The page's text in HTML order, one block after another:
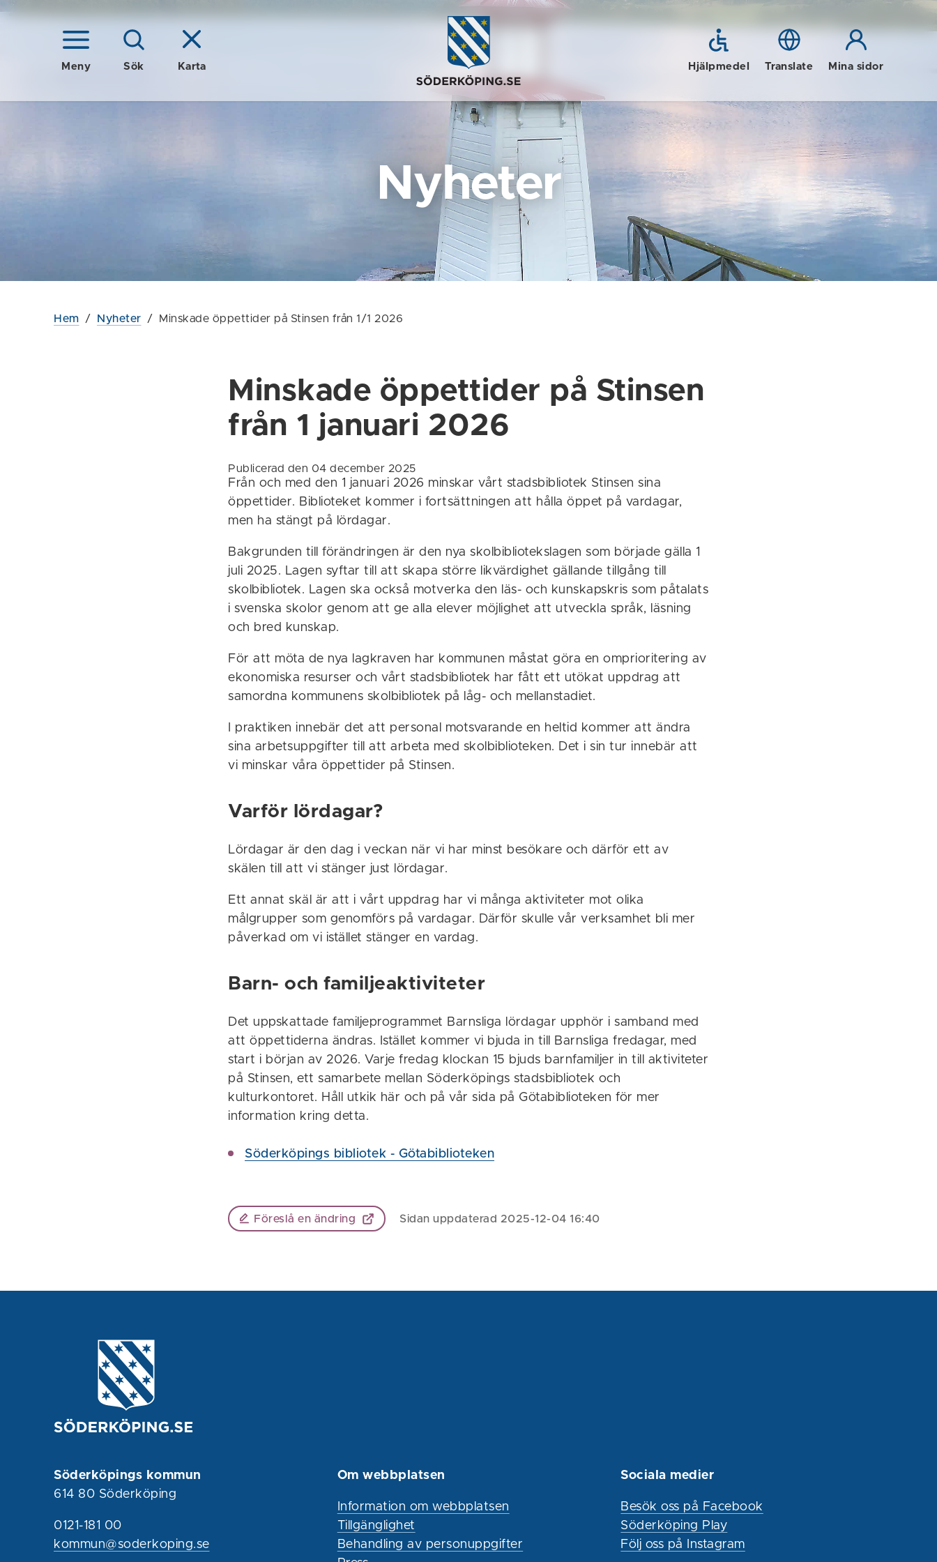
Meny Sök Karta Hjälpmedel Translate Mina sidor
Nyheter
Hem / Nyheter / Minskade öppettider på Stinsen från 1/1 2026
Minskade öppettider på Stinsen
från 1 januari 2026
Publicerad den 04 december 2025
Från och med den 1 januari 2026 minskar vårt stadsbibliotek Stinsen sina
öppettider. Biblioteket kommer i fortsättningen att hålla öppet på vardagar,
men ha stängt på lördagar.
Bakgrunden till förändringen är den nya skolbibliotekslagen som började gälla 1
juli 2025. Lagen syftar till att skapa större likvärdighet gällande tillgång till
skolbibliotek. Lagen ska också motverka den läs- och kunskapskris som påtalats
i svenska skolor genom att ge alla elever möjlighet att utveckla språk, läsning
och bred kunskap.
För att möta de nya lagkraven har kommunen måstat göra en omprioritering av
ekonomiska resurser och vårt stadsbibliotek har fått ett utökat uppdrag att
samordna kommunens skolbibliotek på låg- och mellanstadiet.
I praktiken innebär det att personal motsvarande en heltid kommer att ändra
sina arbetsuppgifter till att arbeta med skolbiblioteken. Det i sin tur innebär att
vi minskar våra öppettider på Stinsen.
Varför lördagar?
Lördagar är den dag i veckan när vi har minst besökare och därför ett av
skälen till att vi stänger just lördagar.
Ett annat skäl är att i vårt uppdrag har vi många aktiviteter mot olika
målgrupper som genomförs på vardagar. Därför skulle vår verksamhet bli mer
påverkad om vi istället stänger en vardag.
Barn- och familjeaktiviteter
Det uppskattade familjeprogrammet Barnsliga lördagar upphör i samband med
att öppettiderna ändras. Istället kommer vi bjuda in till Barnsliga fredagar, med
start i början av 2026. Varje fredag klockan 15 bjuds barnfamiljer in till aktiviteter
på Stinsen, ett samarbete mellan Söderköpings stadsbibliotek och
kulturkontoret. Håll utkik här och på vår sida på Götabiblioteken för mer
information kring detta.
Söderköpings bibliotek - Götabiblioteken
Föreslå en ändring Sidan uppdaterad 2025-12-04 16:40
Söderköpings kommun
614 80 Söderköping
0121-181 00
kommun@soderkoping.se
Om webbplatsen
Information om webbplatsen
Tillgänglighet
Behandling av personuppgifter
Sociala medier
Besök oss på Facebook
Söderköping Play
Följ oss på Instagram